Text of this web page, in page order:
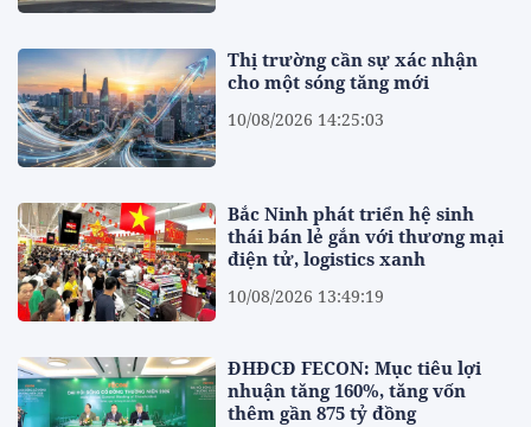
Thị trường cần sự xác nhận
cho một sóng tăng mới
10/08/2026 14:25:03
Bắc Ninh phát triển hệ sinh
thái bán lẻ gắn với thương mại
điện tử, logistics xanh
10/08/2026 13:49:19
ĐHĐCĐ FECON: Mục tiêu lợi
nhuận tăng 160%, tăng vốn
thêm gần 875 tỷ đồng